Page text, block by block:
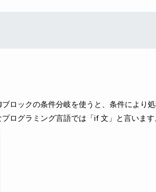
ロックの条件分岐を使うと、条件により
ログラミング言語では「if 文」と言います